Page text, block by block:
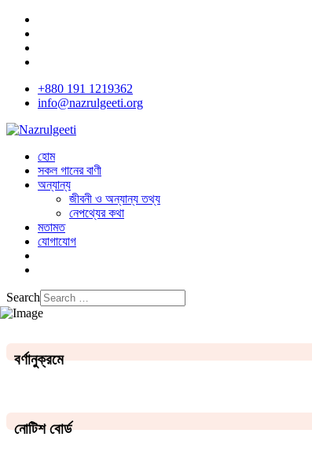
+880 191 1219362
info@nazrulgeeti.org
হোম
সকল গানের বাণী
অন্যান্য
জীবনী ও অন্যান্য তথ্য
নেপথ্যের কথা
মতামত
যোগাযোগ
Search
বর্ণানুক্রমে
নোটিশ বোর্ড